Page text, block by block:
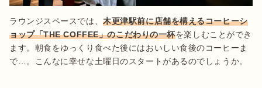
ラウンジスペースでは、木更津駅前に店舗を構えるコーヒーシ
ョップ「THE COFFEE」のこだわりの一杯を楽しむことができ
ます。朝食をゆっくり食べた後にはおいしい食後のコーヒーま